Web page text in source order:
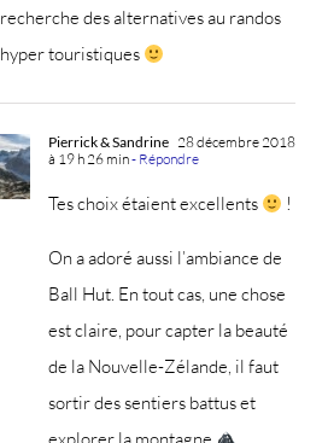
recherche des alternatives au randos
hyper touristiques
Pierrick & Sandrine 28 décembre 2018
à 19 h 26 min- Répondre
Tes choix étaient excellents !
On a adoré aussi l’ambiance de
Ball Hut. En tout cas, une chose
est claire, pour capter la beauté
de la Nouvelle-Zélande, il faut
sortir des sentiers battus et